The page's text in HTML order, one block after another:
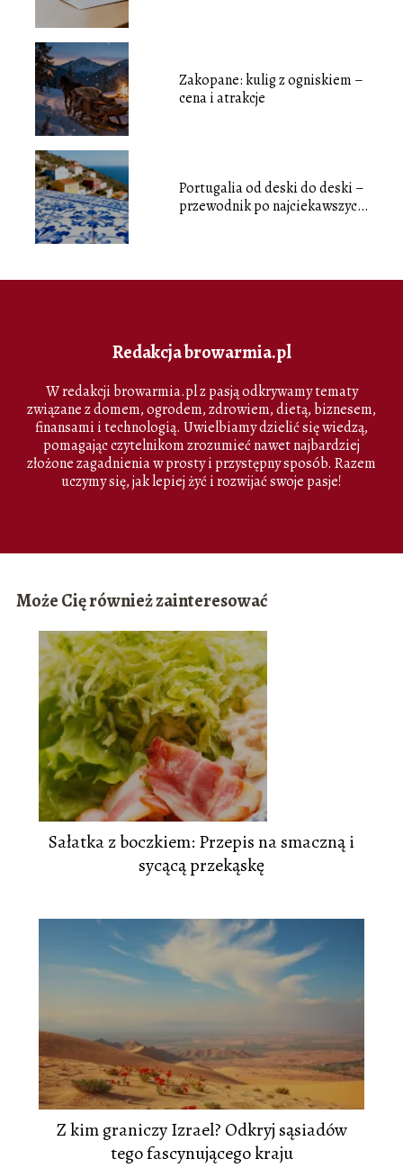
Zakopane: kulig z ogniskiem –
cena i atrakcje
Portugalia od deski do deski –
przewodnik po najciekawszych
Redakcja browarmia.pl
W redakcji browarmia.pl z pasją odkrywamy tematy
związane z domem, ogrodem, zdrowiem, dietą, biznesem,
finansami i technologią. Uwielbiamy dzielić się wiedzą,
pomagając czytelnikom zrozumieć nawet najbardziej
złożone zagadnienia w prosty i przystępny sposób. Razem
uczymy się, jak lepiej żyć i rozwijać swoje pasje!
Może Cię również zainteresować
Sałatka z boczkiem: Przepis na smaczną i
sycącą przekąskę
Z kim graniczy Izrael? Odkryj sąsiadów
tego fascynującego kraju